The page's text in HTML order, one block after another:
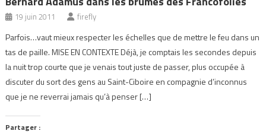
19 juin 2011 firefly
Parfois…vaut mieux respecter les échelles que de mettre le feu dans un
tas de paille. MISE EN CONTEXTE Déjà, je comptais les secondes depuis
la nuit trop courte que je venais tout juste de passer, plus occupée à
discuter du sort des gens au Saint-Ciboire en compagnie d’inconnus
que je ne reverrai jamais qu’à penser […]
Partager :